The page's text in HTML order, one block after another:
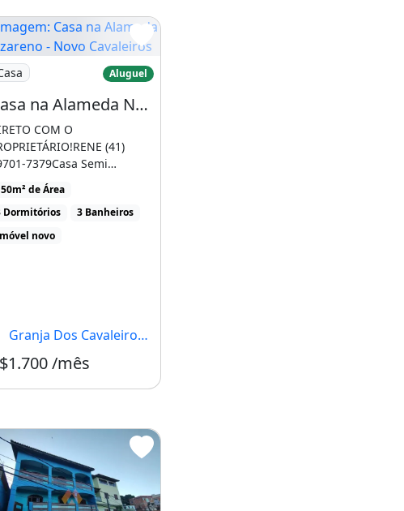
Macaé-Rj
Casa na Alameda Nazareno - Novo Cavaleiros
Aluguel
Casa na Alameda Nazareno - Novo Cavaleiros
COM O
(41)
7379Casa Semi
com 2 quartos,
uma suíte, [...]
de Área
Dormitórios
3 Banheiros
novo
Granja Dos Cavaleiros, Macaé - RJ
/mês